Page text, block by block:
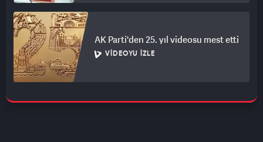
AK Parti'den 25. yıl videosu mest etti
VIDEOYU İZLE